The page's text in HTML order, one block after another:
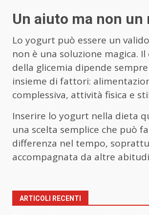
Un aiuto ma non un
Lo yogurt può essere un
non è una soluzione magica.
della glicemia dipende
insieme di fattori:
complessiva, attività fisica e
Inserire lo yogurt nella dieta
una scelta semplice che può
differenza nel tempo,
accompagnata da altre
ARTICOLI RECENTI